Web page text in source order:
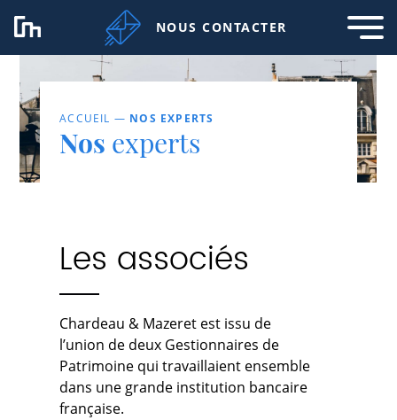
NOUS CONTACTER
ACCUEIL — NOS EXPERTS
Nos experts
Les associés
Chardeau & Mazeret est issu de
l’union de deux Gestionnaires de
Patrimoine qui travaillaient ensemble
dans une grande institution bancaire
française.